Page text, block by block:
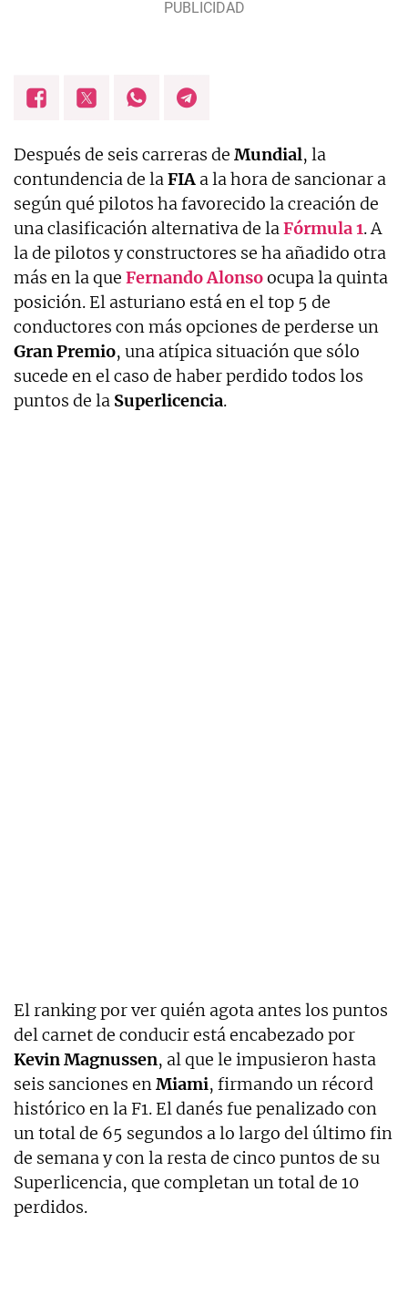
Después de seis carreras de Mundial, la
contundencia de laFIA a la hora de sancionar a
según qué pilotos ha favorecido la creación de
una clasificación alternativa de laFórmula 1. A
la de pilotos y constructores se ha añadido otra
más en la que Fernando Alonsoocupa la quinta
posición. El asturiano está en el top 5 de
conductores con más opciones de perderse un
Gran Premio, una atípica situación que sólo
sucede en el caso de haber perdido todos los
puntos de la Superlicencia.
El ranking por ver quién agota antes los puntos
del carnet de conducir está encabezado por
Kevin Magnussen, al que le impusieron hasta
seis sanciones enMiami, firmando un récord
histórico en la F1. El danés fue penalizado con
un total de 65 segundos a lo largo del último fin
de semana y con la resta de cinco puntos de su
Superlicencia, que completan un total de 10
perdidos.